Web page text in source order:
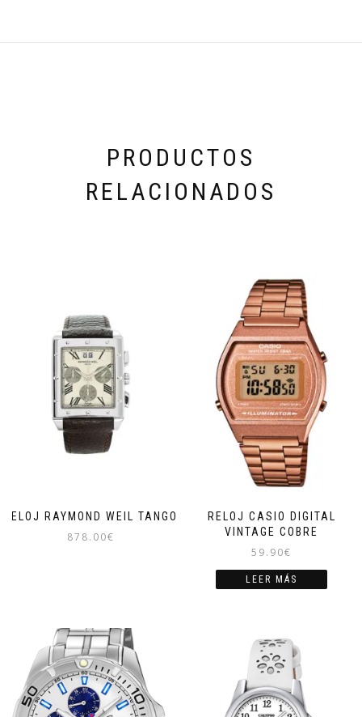
PRODUCTOS
RELACIONADOS
RELOJ RAYMOND WEIL TANGO
878.00€
RELOJ CASIO DIGITAL
VINTAGE COBRE
59.90€
LEER MÁS